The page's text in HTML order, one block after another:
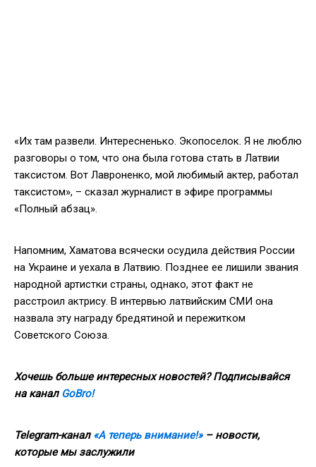
«Их там развели. Интересненько. Экопоселок. Я не люблю
разговоры о том, что она была готова стать в Латвии
таксистом. Вот Лавроненко, мой любимый актер, работал
таксистом», – сказал журналист в эфире программы
«Полный абзац».
Напомним, Хаматова всячески осудила действия России
на Украине и уехала в Латвию. Позднее ее лишили звания
народной артистки страны, однако, этот факт не
расстроил актрису. В интервью латвийским СМИ она
назвала эту награду бредятиной и пережитком
Советского Союза.
Хочешь больше интересных новостей? Подписывайся
на канал GoBro!
Telegram-канал «А теперь внимание!»– новости,
которые мы заслужили